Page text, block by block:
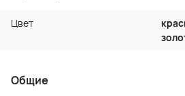
Цвет
Общие